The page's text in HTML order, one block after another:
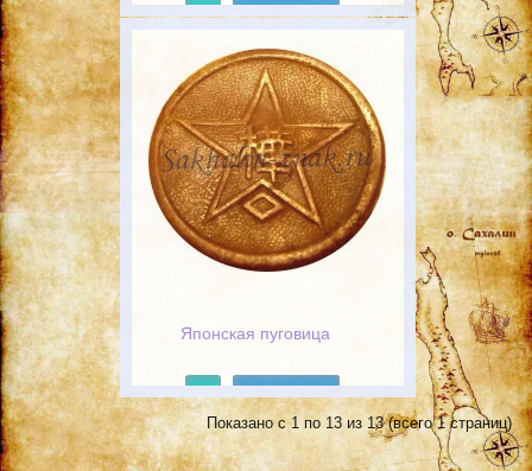
Японская пуговица
Показано с 1 по 13 из 13 (всего 1 страниц)